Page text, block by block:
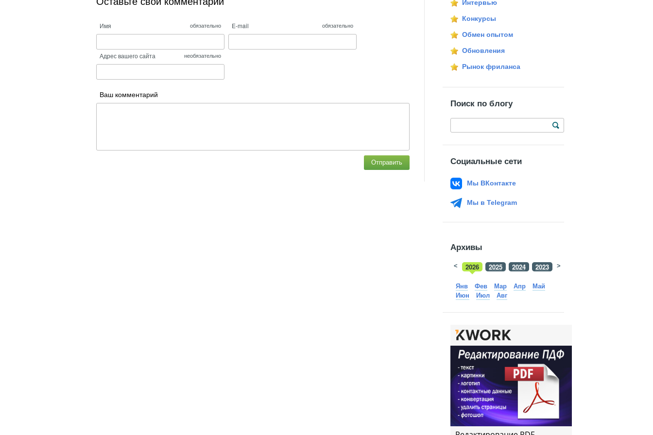
Имя обязательно E-mail обязательно
Адрес вашего сайта необязательно
Ваш комментарий
Отправить
Интервью
Конкурсы
Обмен опытом
Обновления
Рынок фриланса
Поиск по блогу
Социальные сети
Мы ВКонтакте
Мы в Telegram
Архивы
2026 2025 2024 2023 2022
< >
Янв Фев Мар Апр
Май
Июн
Июл Авг